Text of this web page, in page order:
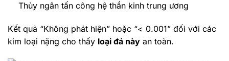
Thủy ngân tấn công hệ thần kinh trung ương
Kết quả “Không phát hiện” hoặc “< 0.001” đối với các
kim loại nặng cho thấy loại đá này an toàn.